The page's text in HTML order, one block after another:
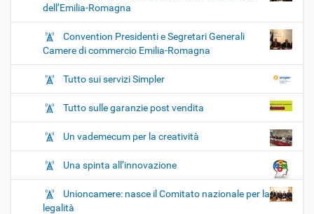
dell’Emilia-Romagna
Convention Presidenti e Segretari Generali
Camere di commercio Emilia-Romagna
Tutto sui servizi Simpler
Tutto sulle garanzie post vendita
Un vademecum per la creatività
Una spinta all’innovazione
Unioncamere: nasce il Comitato nazionale per la
legalità